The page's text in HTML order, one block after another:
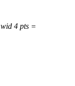
4 pts =